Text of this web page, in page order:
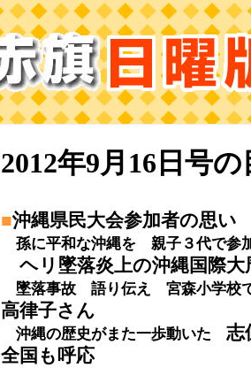
2012年9月16日号
■沖縄県民大会参加者の思
孫に平和な沖縄を 親子３代で
ヘリ墜落炎上の沖縄国際大
墜落事故 語り伝え 宮森小学校
高律子さん
沖縄の歴史がまた一歩動いた 志
全国も呼応